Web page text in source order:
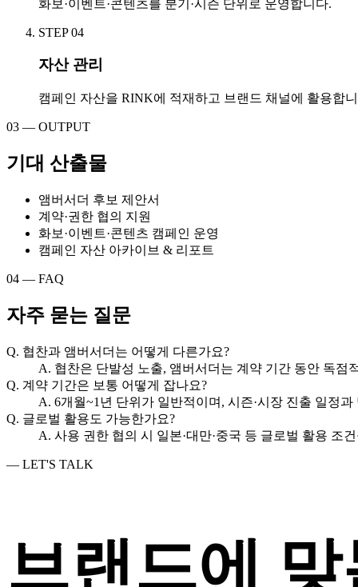
화보·이벤트·콘텐츠를 분기·시즌 단위로 운영합니다.
STEP04
자산 관리
캠페인 자산을 RINK에 적재하고 브랜드 채널에 활용합
03 — OUTPUT
기대 산출물
앰버서더 후보 제안서
계약·권한 협의 지원
화보·이벤트·콘텐츠 캠페인 운영
캠페인 자산 아카이브 & 리포트
04 — FAQ
자주 묻는 질문
Q. 협찬과 앰버서더는 어떻게 다른가요?
A. 협찬은 단발성 노출, 앰버서더는 계약 기간 동안 독점
Q. 계약 기간은 보통 어떻게 잡나요?
A. 6개월~1년 단위가 일반적이며, 시즌·시장 진출 일정과
Q. 글로벌 활용도 가능한가요?
A. 사용 권한 협의 시 일본·대만·중국 등 글로벌 활용 조
— LET'S TALK
브랜드에